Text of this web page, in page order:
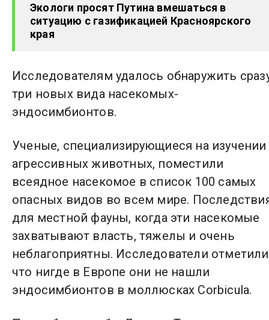
Экологи просят Путина вмешаться в
ситуацию с газификацией Красноярского
края
Исследователям удалось обнаружить
три новых вида насекомых-
эндосимбионтов.
Ученые, специализирующиеся на изучении
агрессивных животных, поместили
всеядное насекомое в список 100 самых
опасных видов во всем мире.
для местной фауны, когда эти насекомые
захватывают власть, тяжелы и очень
неблагоприятны. Исследователи
что нигде в Европе они не нашли
эндосимбионтов в моллюсках Corbicula.